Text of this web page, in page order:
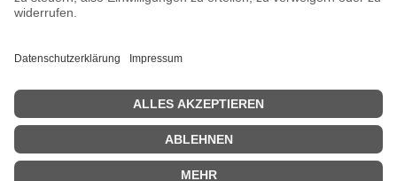
Danke, dass du mein Klemmbaustein-Herz unterstützt!
Impressum Datenschutzerklärung